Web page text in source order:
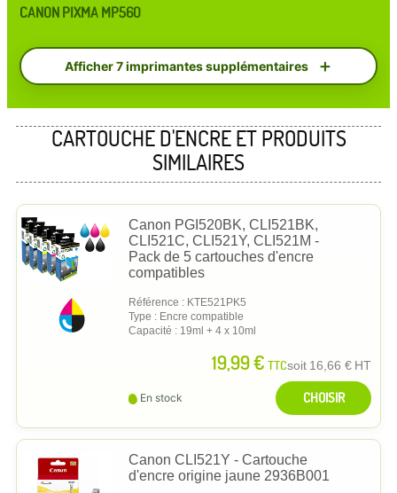
CANON PIXMA MP560
Afficher 7 imprimantes supplémentaires
CARTOUCHE D'ENCRE ET PRODUITS
SIMILAIRES
Canon PGI520BK, CLI521BK,
CLI521C, CLI521Y, CLI521M -
Pack de 5 cartouches d'encre
compatibles
Référence : KTE521PK5
Type : Encre compatible
Capacité : 19ml + 4 x 10ml
19,99 € TTCsoit 16,66 € HT
En stock CHOISIR
Canon CLI521Y - Cartouche
d'encre origine jaune 2936B001